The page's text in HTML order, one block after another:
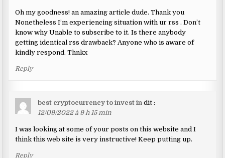
Oh my goodness! an amazing article dude. Thank you
Nonetheless I’m experiencing situation with ur rss . Don’t
know why Unable to subscribe to it. Is there anybody
getting identical rss drawback? Anyone who is aware of
kindly respond. Thnkx
Reply
best cryptocurrency to invest in dit :
12/09/2022 à 9 h 15 min
I was looking at some of your posts on this website and I
think this web site is very instructive! Keep putting up.
Reply